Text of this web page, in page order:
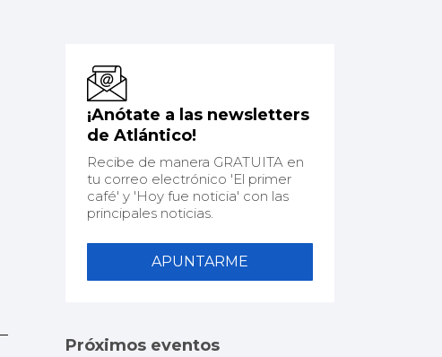
¡Anótate a las newsletters
de Atlántico!
Recibe de manera GRATUITA en
tu correo electrónico 'El primer
café' y 'Hoy fue noticia' con las
principales noticias.
APUNTARME
Próximos eventos